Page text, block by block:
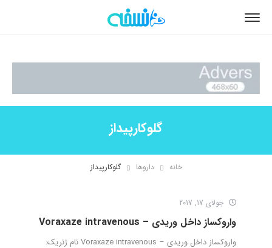
گلوکارپیداز
خانه داروها گلوکارپیداز
جولای 17, 2017
واروکساز داخل وریدی – Voraxaze intravenous
واروکساز داخل وریدی – Voraxaze intravenous نام ژنریک: